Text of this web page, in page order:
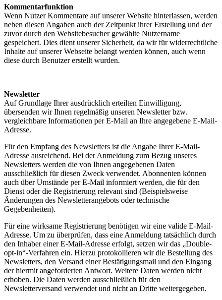
Kommentarfunktion
Wenn Nutzer Kommentare auf unserer Website hinterlassen, werden
neben diesen Angaben auch der Zeitpunkt ihrer Erstellung und der
zuvor durch den Websitebesucher gewählte Nutzername
gespeichert. Dies dient unserer Sicherheit, da wir für widerrechtliche
Inhalte auf unserer Webseite belangt werden können, auch wenn
diese durch Benutzer erstellt wurden.
Newsletter
Auf Grundlage Ihrer ausdrücklich erteilten Einwilligung,
übersenden wir Ihnen regelmäßig unseren Newsletter bzw.
vergleichbare Informationen per E-Mail an Ihre angegebene E-Mail-
Adresse.
Für den Empfang des Newsletters ist die Angabe Ihrer E-Mail-
Adresse ausreichend. Bei der Anmeldung zum Bezug unseres
Newsletters werden die von Ihnen angegebenen Daten
ausschließlich für diesen Zweck verwendet. Abonnenten können
auch über Umstände per E-Mail informiert werden, die für den
Dienst oder die Registrierung relevant sind (Beispielsweise
Änderungen des Newsletterangebots oder technische
Gegebenheiten).
Für eine wirksame Registrierung benötigen wir eine valide E-Mail-
Adresse. Um zu überprüfen, dass eine Anmeldung tatsächlich durch
den Inhaber einer E-Mail-Adresse erfolgt, setzen wir das „Double-
opt-in“-Verfahren ein. Hierzu protokollieren wir die Bestellung des
Newsletters, den Versand einer Bestätigungsmail und den Eingang
der hiermit angeforderten Antwort. Weitere Daten werden nicht
erhoben. Die Daten werden ausschließlich für den
Newsletterversand verwendet und nicht an Dritte weitergegeben.